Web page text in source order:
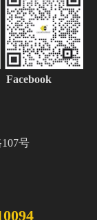
号